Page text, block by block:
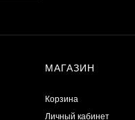
МАГАЗИН
Корзина
Личный кабинет